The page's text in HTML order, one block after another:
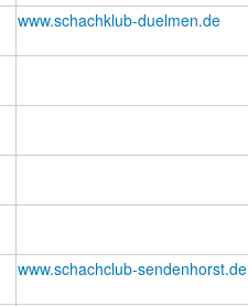
www.schachklub-duelmen.de
www.schachclub-sendenhorst.de